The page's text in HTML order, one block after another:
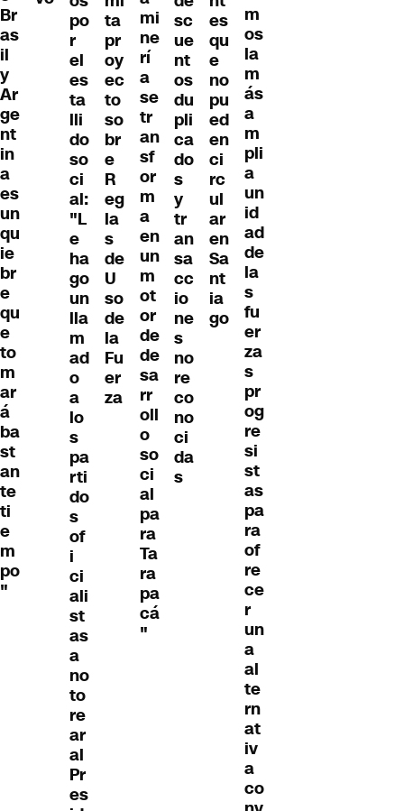
Br
as
il
y
Ar
ge
nt
in
a
es
un
qu
ie
br
e
qu
e
to
m
ar
á
ba
st
an
te
ti
e
m
po
"
po
r
el
es
ta
lli
do
so
ci
al:
"L
e
ha
go
un
lla
m
ad
o
a
lo
s
pa
rti
do
s
of
i
ci
ali
st
as
a
no
to
re
ar
al
Pr
es
ta
pr
oy
ec
to
so
br
e
R
eg
la
s
de
U
so
de
la
Fu
er
za
mi
ne
rí
a
se
tr
an
sf
or
m
a
en
un
m
ot
or
de
de
sa
rr
oll
o
so
ci
al
pa
ra
Ta
ra
pa
cá
"
sc
ue
nt
os
du
pli
ca
do
s
y
tr
an
sa
cc
io
ne
s
no
re
co
no
ci
da
s
es
qu
e
no
pu
ed
en
ci
rc
ul
ar
en
Sa
nt
ia
go
m
os
la
m
ás
a
m
pli
a
un
id
ad
de
la
s
fu
er
za
s
pr
og
re
si
st
as
pa
ra
of
re
ce
r
un
a
al
te
rn
at
iv
a
co